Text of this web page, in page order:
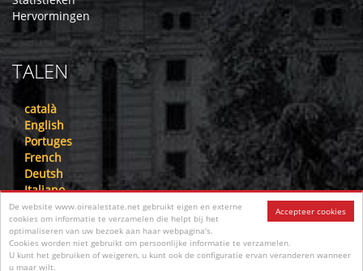
Accepteer cookies
De website www.oirealestate.net gebruikt eigen en externe
cookies om informatie te verzamelen die helpt bij het
optimaliseren van uw bezoek aan haar webpagina's.
Cookies worden niet gebruikt om persoonlijke informatie te verzamelen.
U kunt het gebruiken of weigeren, u kunt ook de configuratie ervan veranderen wanneer
u maar wilt.
Hervormingen
TALEN
català
English
Portuges
French
Deutsh
Italiano
Nederlandse
русский
中文
عرب